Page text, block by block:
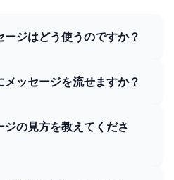
ジはどう使うのですか？
ッセージを流せますか？
の見方を教えてくださ